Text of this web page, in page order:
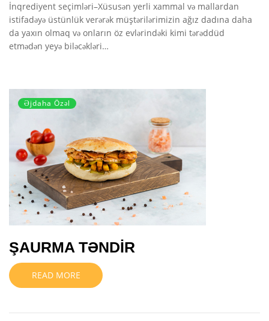
İnqrediyent seçimləri–Xüsusən yerli xammal və mallardan
istifadəyə üstünlük verərək müştərilərimizin ağız dadına daha
da yaxın olmaq və onların öz evlərindəki kimi tərəddüd
etmədən yeyə biləcəkləri…
Əjdaha Özəl
ŞAURMA TƏNDİR
READ MORE